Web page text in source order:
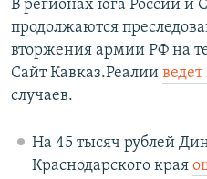
В регионах юга России и
продолжаются
вторжения армии РФ на
Сайт Кавказ.Реалии
случаев.
На 45 тысяч рублей
Краснодарского края